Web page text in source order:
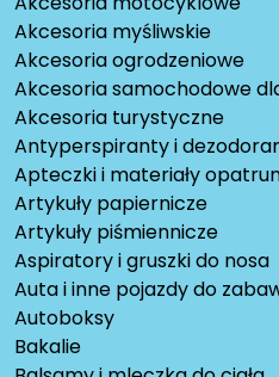
Akcesoria myśliwskie
Akcesoria ogrodzeniowe
Akcesoria samochodowe
Akcesoria turystyczne
Antyperspiranty i
Apteczki i materiały
Artykuły papiernicze
Artykuły piśmiennicze
Aspiratory i gruszki do nosa
Auta i inne pojazdy do
Autoboksy
Bakalie